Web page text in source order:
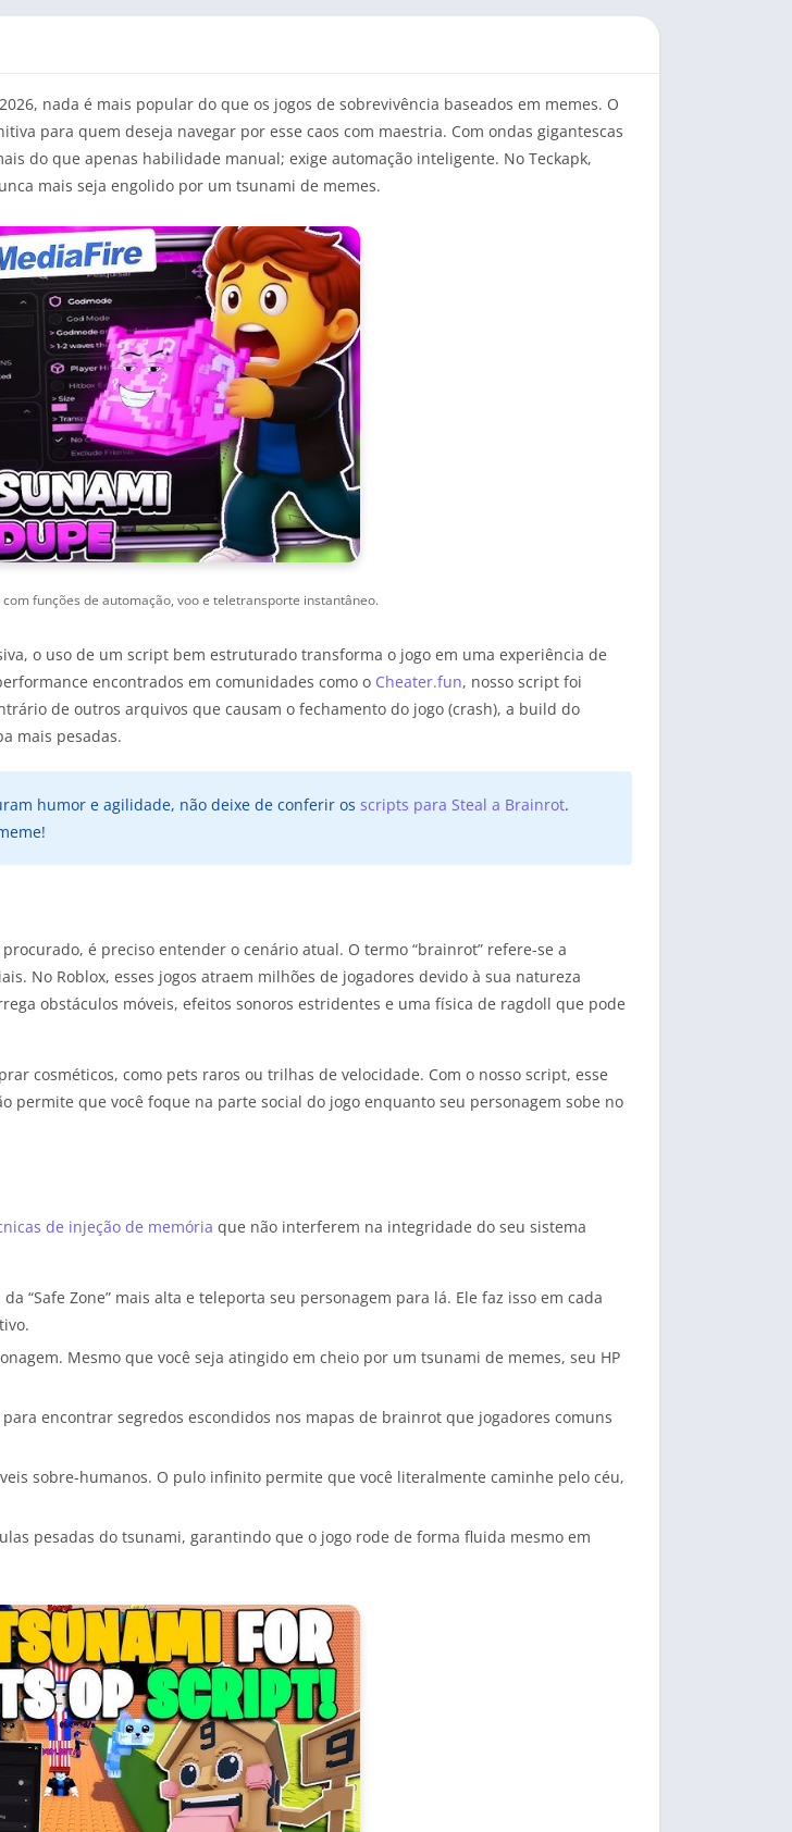
nada é mais popular do que os jogos de sobrevivência baseados em memes. O
para quem deseja navegar por esse caos com maestria. Com ondas gigantescas
do que apenas habilidade manual; exige automação inteligente. No Teckapk,
mais seja engolido por um tsunami de memes.
funções de automação, voo e teletransporte instantâneo.
o uso de um script bem estruturado transforma o jogo em uma experiência de
encontrados em comunidades como o Cheater.fun, nosso script foi
de outros arquivos que causam o fechamento do jogo (crash), a build do
mais pesadas.
humor e agilidade, não deixe de conferir os scripts para Steal a Brainrot.
é preciso entender o cenário atual. O termo “brainrot” refere-se a
No Roblox, esses jogos atraem milhões de jogadores devido à sua natureza
obstáculos móveis, efeitos sonoros estridentes e uma física de ragdoll que pode
cosméticos, como pets raros ou trilhas de velocidade. Com o nosso script, esse
permite que você foque na parte social do jogo enquanto seu personagem sobe no
de injeção de memória que não interferem na integridade do seu sistema
“Safe Zone” mais alta e teleporta seu personagem para lá. Ele faz isso em cada
Mesmo que você seja atingido em cheio por um tsunami de memes, seu HP
encontrar segredos escondidos nos mapas de brainrot que jogadores comuns
sobre-humanos. O pulo infinito permite que você literalmente caminhe pelo céu,
pesadas do tsunami, garantindo que o jogo rode de forma fluida mesmo em